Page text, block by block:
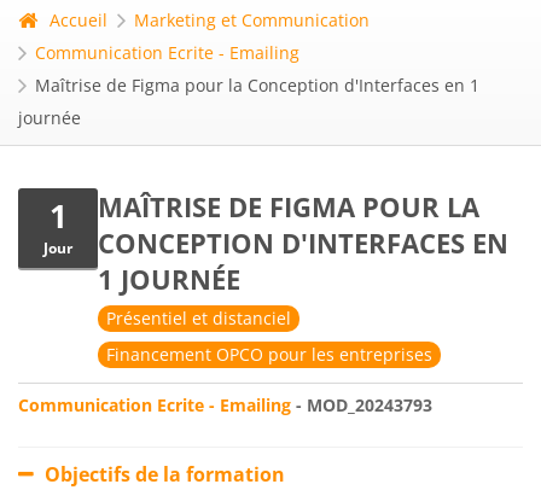
Accueil
Marketing et Communication
Communication Ecrite - Emailing
Maîtrise de Figma pour la Conception d'Interfaces en 1
journée
1
Jour
MAÎTRISE DE FIGMA POUR LA
CONCEPTION D'INTERFACES EN
1 JOURNÉE
Présentiel et distanciel
Financement OPCO pour les entreprises
Communication Ecrite - Emailing - MOD_20243793
Objectifs de la formation